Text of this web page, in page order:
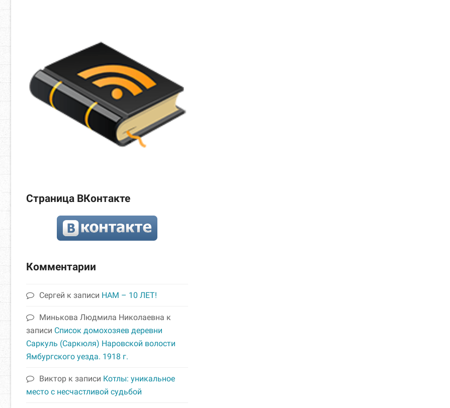
Страница ВКонтакте
Комментарии
Сергей к записи НАМ – 10 ЛЕТ!
Минькова Людмила Николаевна к
записи Список домохозяев деревни
Саркуль (Саркюля) Наровской волости
Ямбургского уезда. 1918 г.
Виктор к записи Котлы: уникальное
место с несчастливой судьбой